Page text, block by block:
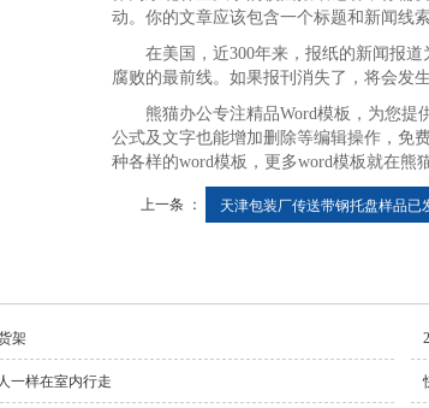
动。你的文章应该包含一个标题和新闻线
在美国，近300年来，报纸的新闻报道
腐败的最前线。如果报刊消失了，将会发
熊猫办公专注精品Word模板，为您提供
公式及文字也能增加删除等编辑操作，免
种各样的word模板，更多word模板就在熊
上一条 ： 天津包装厂传送带钢托盘样品已
架
一样在室内行走